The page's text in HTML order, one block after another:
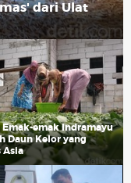
dari Ulat
emak Indramayu
Daun Kelor yang
Asia